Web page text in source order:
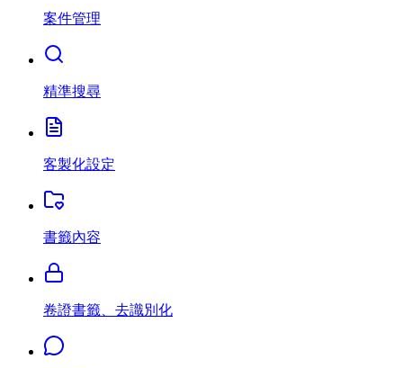
案件管理
精準搜尋
客製化設定
書籤內容
卷證書籤、去識別化